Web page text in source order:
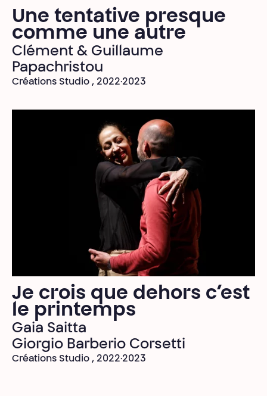
Une tentative presque
comme une autre
Clément & Guillaume
Papachristou
Créations Studio , 2022·2023
Je crois que dehors c’est
le printemps
Gaia Saitta
Giorgio Barberio Corsetti
Créations Studio , 2022·2023